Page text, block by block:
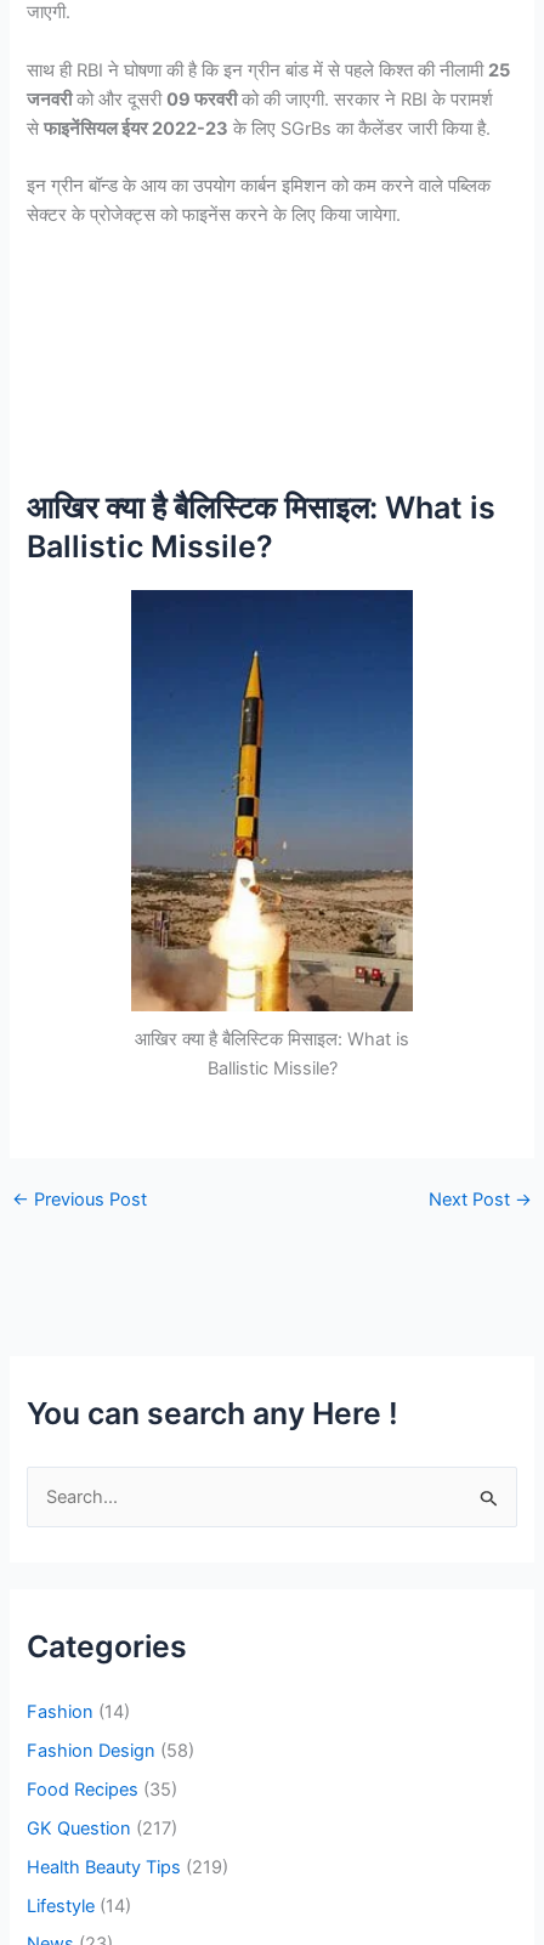
जाएगी.
साथ ही RBI ने घोषणा की है कि इन ग्रीन बांड में से पहले किश्त की नीलामी 25
जनवरीको और दूसरी09 फरवरीको की जाएगी. सरकार ने RBI के परामर्श
सेफाइनेंसियल ईयर 2022-23 के लिए SGrBs का कैलेंडर जारी किया है.
इन ग्रीन बॉन्ड के आय का उपयोग कार्बन इमिशन को कम करने वाले पब्लिक
सेक्टर के प्रोजेक्ट्स को फाइनेंस करने के लिए किया जायेगा.
आखिर क्या है बैलिस्टिक मिसाइल: What is
Ballistic Missile?
आखिर क्या है बैलिस्टिक मिसाइल: What is
Ballistic Missile?
← Previous Post Next Post →
You can search any Here !
h
r
:
Categories
Fashion (14)
Fashion Design (58)
Food Recipes (35)
GK Question (217)
Health Beauty Tips (219)
Lifestyle (14)